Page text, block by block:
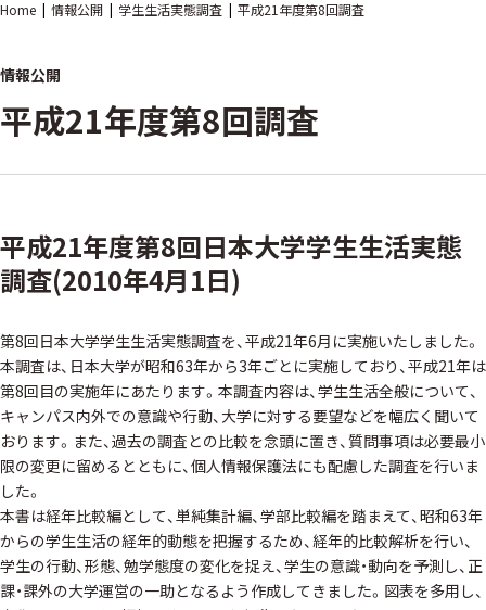
Home 情報公開 学生生活実態調査 平成21年度第8回調査
情報公開
平成21年度第8回調査
平成21年度第8回日本大学学生生活実態
調査(2010年4月1日)
第8回日本大学学生生活実態調査を、平成21年6月に実施いたしました。
本調査は、日本大学が昭和63年から3年ごとに実施しており、平成21年は
第8回目の実施年にあたります。本調査内容は、学生生活全般について、
キャンパス内外での意識や行動、大学に対する要望などを幅広く聞いて
おります。また、過去の調査との比較を念頭に置き、質問事項は必要最小
限の変更に留めるとともに、個人情報保護法にも配慮した調査を行いま
した。
本書は経年比較編として、単純集計編、学部比較編を踏まえて、昭和63年
からの学生生活の経年的動態を把握するため、経年的比較解析を行い、
学生の行動、形態、勉学態度の変化を捉え、学生の意識・動向を予測し、正
課・課外の大学運営の一助となるよう作成してきました。図表を多用し、